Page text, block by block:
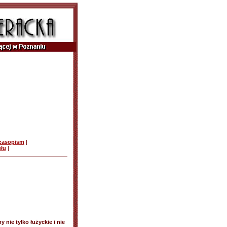
|
|
nie tylko łużyckie i nie